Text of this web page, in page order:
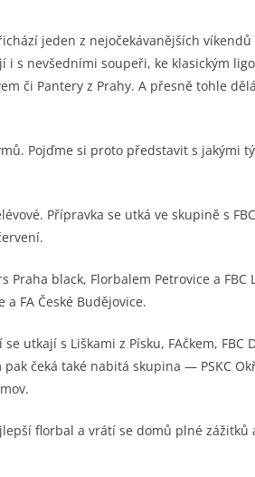
jeden z nejočekávanějších
i s nevšedními soupeři, ke klasickým
či Pantery z Prahy. A přesně tohle
Pojďme si proto představit s jakými
Přípravka se utká ve skupině s
black, Florbalem Petrovice a FBC
FA České Budějovice.
utkají s Liškami z Písku, FAčkem, FBC
čeká také nabitá skupina — PSKC
florbal a vrátí se domů plné zážitků